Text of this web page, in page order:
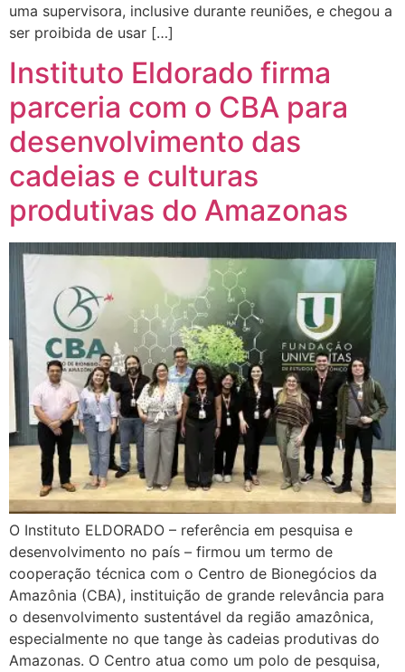
uma supervisora, inclusive durante reuniões, e chegou a
ser proibida de usar […]
Instituto Eldorado firma
parceria com o CBA para
desenvolvimento das
cadeias e culturas
produtivas do Amazonas
O Instituto ELDORADO – referência em pesquisa e
desenvolvimento no país – firmou um termo de
cooperação técnica com o Centro de Bionegócios da
Amazônia (CBA), instituição de grande relevância para
o desenvolvimento sustentável da região amazônica,
especialmente no que tange às cadeias produtivas do
Amazonas. O Centro atua como um polo de pesquisa,